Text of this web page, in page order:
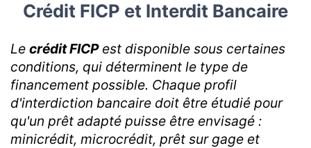
Crédit auto : acheter sa voiture
Minicrédit : pour les imprévus
Solutions bancaires
Cartes bancaires gratuites
Que faire en cas de découvert
Crédit FICP et Interdit Bancaire
Le crédit FICPest disponible sous certaines
conditions, qui déterminent le type de
financement possible. Chaque profil
d'interdiction bancaire doit être étudié pour
qu'un prêt adapté puisse être envisagé :
minicrédit, microcrédit, prêt sur gage et